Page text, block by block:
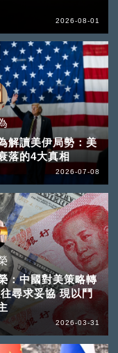
2026-08-01
解讀美伊局勢：美
落的4大真相
2026-07-08
：中國對美策略轉
尋求妥協 現以鬥
2026-03-31